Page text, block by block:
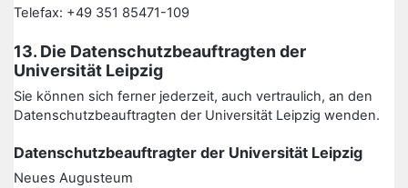
Telefax: +49 351 85471-109
13. Die Datenschutzbeauftragten der
Universität Leipzig
Sie können sich ferner jederzeit, auch vertraulich, an den
Datenschutzbeauftragten der Universität Leipzig wenden.
Datenschutzbeauftragter der Universität Leipzig
Neues Augusteum